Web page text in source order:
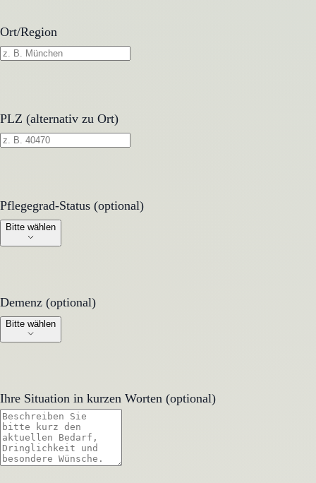
Ort/Region
PLZ (alternativ zu Ort)
Pflegegrad-Status (optional)
Pflegegrad-Status (optional)
Bitte wählen
Demenz (optional)
Demenz (optional)
Bitte wählen
Ihre Situation in kurzen Worten (optional)